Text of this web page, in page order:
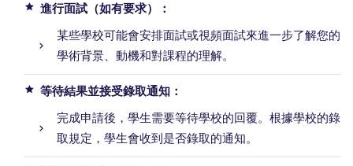
進行面試（如有要求）：
某些學校可能會安排面試或視頻面試來進一步了解您的
學術背景、動機和對課程的理解。
等待結果並接受錄取通知：
完成申請後，學生需要等待學校的回覆。根據學校的錄
取規定，學生會收到是否錄取的通知。